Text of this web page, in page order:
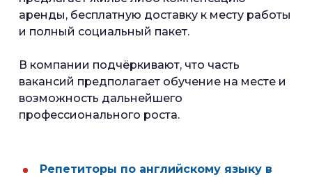
аренды, бесплатную доставку к месту работы
и полный социальный пакет.
В компании подчёркивают, что часть
вакансий предполагает обучение на месте и
возможность дальнейшего
профессионального роста.
Репетиторы по английскому языку в